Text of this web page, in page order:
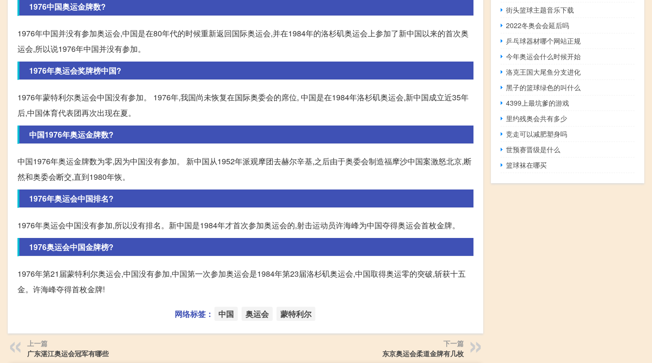
1976中国奥运金牌数?
1976年中国并没有参加奥运会,中国是在80年代的时候重新返回国际奥运会,并在1984年的洛杉矶奥运会上参加了新中国以来的首次奥
运会,所以说1976年中国并没有参加。
1976年奥运会奖牌榜中国?
1976年蒙特利尔奥运会中国没有参加。 1976年,我国尚未恢复在国际奥委会的席位, 中国是在1984年洛杉矶奥运会,新中国成立近35年
后,中国体育代表团再次出现在夏。
中国1976年奥运金牌数?
中国1976年奥运金牌数为零,因为中国没有参加。 新中国从1952年派观摩团去赫尔辛基,之后由于奥委会制造福摩沙中国案激怒北京,断
然和奥委会断交,直到1980年恢。
1976年奥运会中国排名?
1976年奥运会中国没有参加,所以没有排名。新中国是1984年才首次参加奥运会的,射击运动员许海峰为中国夺得奥运会首枚金牌。
1976奥运会中国金牌榜?
1976年第21届蒙特利尔奥运会,中国没有参加,中国第一次参加奥运会是1984年第23届洛杉矶奥运会,中国取得奥运零的突破,斩获十五
金。许海峰夺得首枚金牌!
网络标签： 中国 奥运会 蒙特利尔
上一篇
广东湛江奥运会冠军有哪些
下一篇
东京奥运会柔道金牌有几枚
街头篮球主题音乐下载
2022冬奥会会延后吗
乒乓球器材哪个网站正规
今年奥运会什么时候开始
洛克王国大尾鱼分支进化
黑子的篮球绿色的叫什么
4399上最坑爹的游戏
里约残奥会共有多少
竞走可以减肥塑身吗
世预赛晋级是什么
篮球袜在哪买